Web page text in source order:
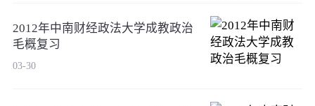
2012年中南财经政法大学成教政治
毛概复习
03-30